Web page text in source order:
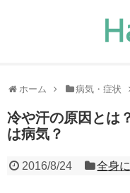
ホーム 病気・症状
冷や汗の原因とは
は病気？
2016/8/24 全身
ヘアケア
ヘルスケア
食事・食べ物